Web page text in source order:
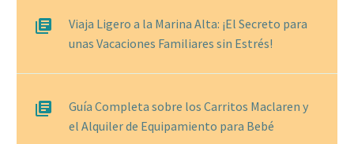
Viaja Ligero a la Marina Alta: ¡El Secreto para
unas Vacaciones Familiares sin Estrés!
Guía Completa sobre los Carritos Maclaren y
el Alquiler de Equipamiento para Bebé